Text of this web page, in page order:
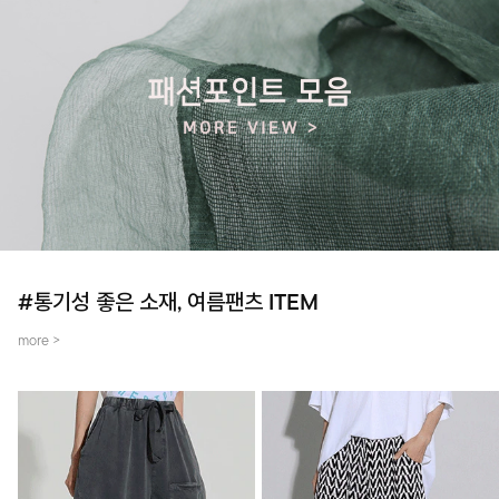
#통기성 좋은 소재, 여름팬츠 ITEM
more >